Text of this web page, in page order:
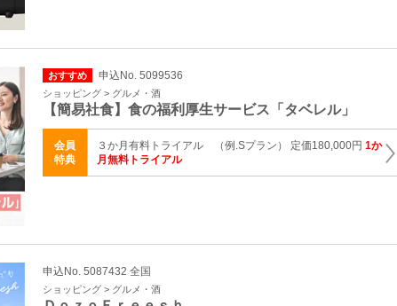
おすすめ 申込No. 5099536
ショッピング > グルメ・酒
【簡易社食】食の福利厚生サービス「タベレル」
会員
特典
３か月有料トライアル （例.Sプラン） 定価180,000円 1か
月無料トライアル
申込No. 5087432 全国
ショッピング > グルメ・酒